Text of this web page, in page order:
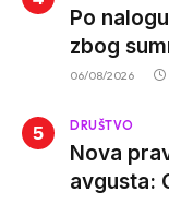
Po
zbog
za
06/08/2026
DRUŠTVO
Nova
avgusta: